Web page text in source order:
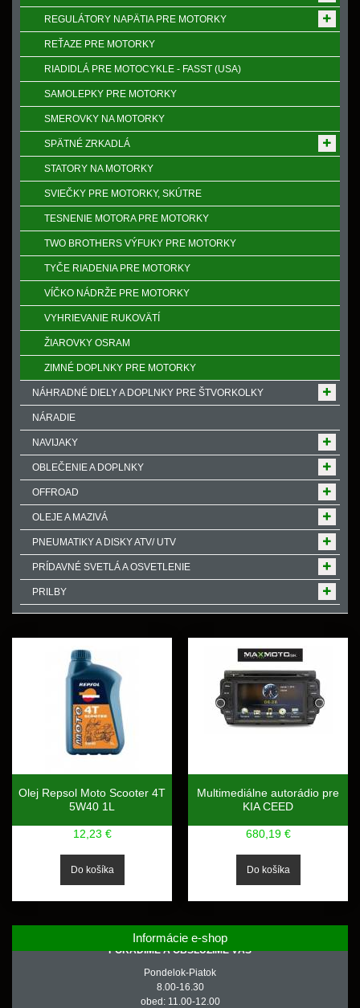
REGULÁTORY NAPӒTIA PRE MOTORKY
REŤAZE PRE MOTORKY
RIADIDLÁ PRE MOTOCYKLE - FASST (USA)
SAMOLEPKY PRE MOTORKY
SMEROVKY NA MOTORKY
SPӒTNÉ ZRKADLÁ
STATORY NA MOTORKY
SVIEČKY PRE MOTORKY, SKÚTRE
TESNENIE MOTORA PRE MOTORKY
TWO BROTHERS VÝFUKY PRE MOTORKY
TYČE RIADENIA PRE MOTORKY
VÍČKO NÁDRŽE PRE MOTORKY
VYHRIEVANIE RUKOVӒTÍ
ŽIAROVKY OSRAM
ZIMNÉ DOPLNKY PRE MOTORKY
NÁHRADNÉ DIELY A DOPLNKY PRE ŠTVORKOLKY
NÁRADIE
NAVIJAKY
OBLEČENIE A DOPLNKY
OFFROAD
OLEJE A MAZIVÁ
PNEUMATIKY A DISKY ATV/ UTV
PRÍDAVNÉ SVETLÁ A OSVETLENIE
PRILBY
Olej Repsol Moto Scooter 4T
5W40 1L
12,23 €
Multimediálne autorádio pre
KIA CEED
680,19 €
Informácie e-shop
PORADÍME A OBSLÚŽIME VÁS
Pondelok-Piatok
8.00-16.30
obed: 11.00-12.00